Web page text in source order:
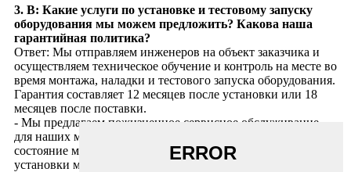
3. В: Какие услуги по установке и тестовому запуску
оборудования мы можем предложить? Какова наша
гарантийная политика?
Ответ: Мы отправляем инженеров на объект заказчика и
осуществляем техническое обучение и контроль на месте во
время монтажа, наладки и тестового запуска оборудования.
Гарантия составляет 12 месяцев после установки или 18
месяцев после поставки.
- Мы предлагаем пожизненное сервисное обслуживание
для наших машин после поставки и будем отслеживать
состояние машин с нашими клиентами после успешной
установки машин на заводах наших клиентов.